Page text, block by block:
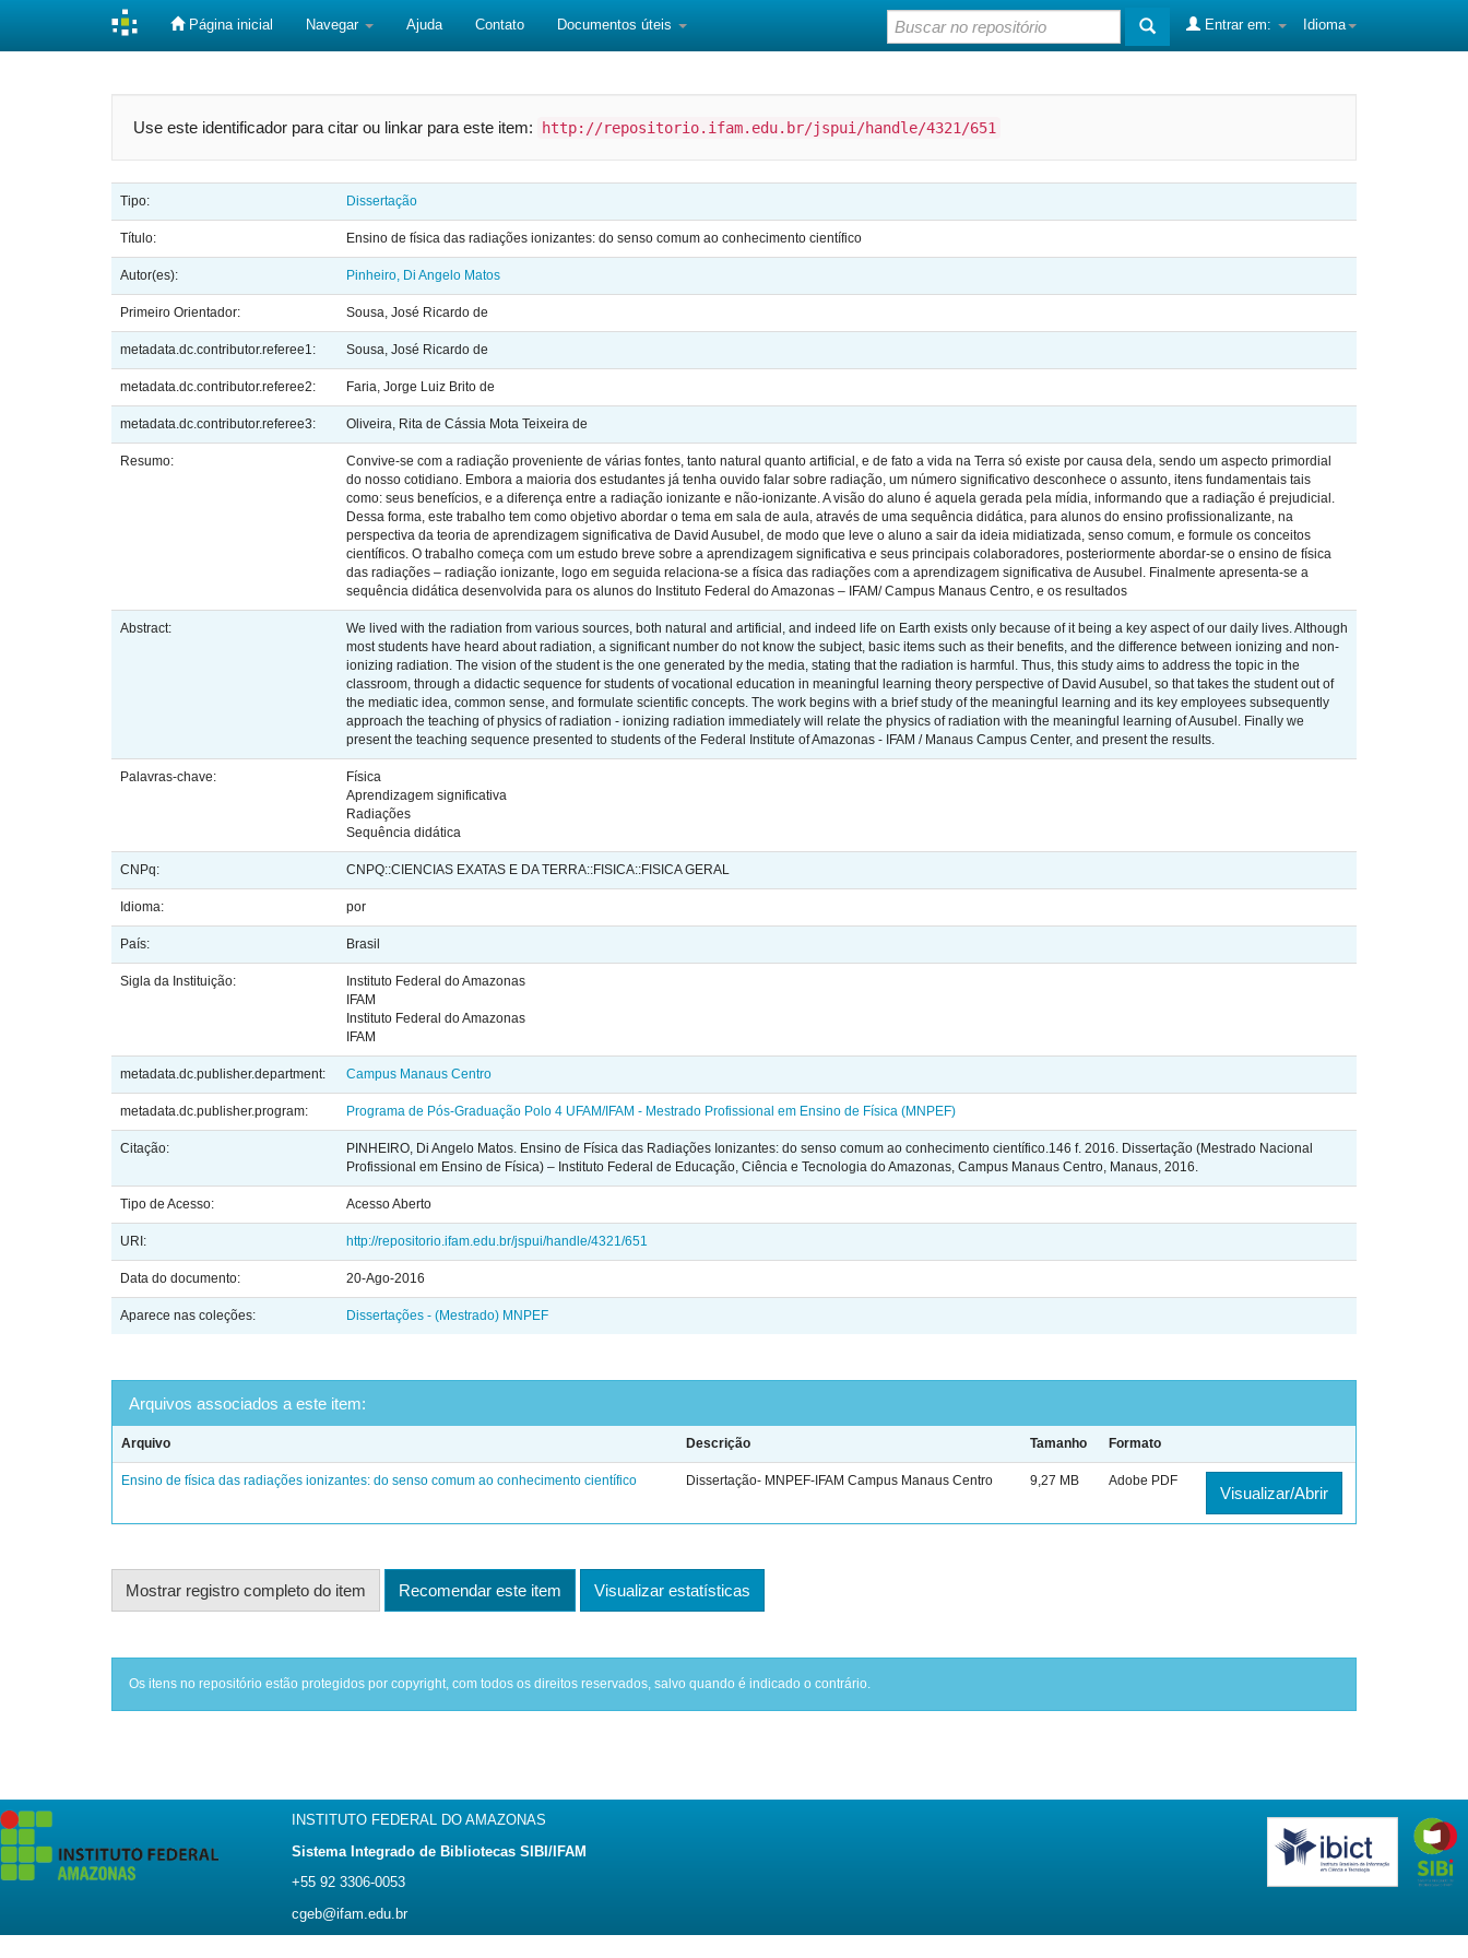
Página inicial Navegar Ajuda Contato Documentos úteis Idioma
Entrar em:
Use este identificador para citar ou linkar para este item: http://repositorio.ifam.edu.br/jspui/handle/4321/651
Tipo: Dissertação
Título: Ensino de física das radiações ionizantes: do senso comum ao conhecimento científico
Autor(es): Pinheiro, Di Angelo Matos
Primeiro Orientador: Sousa, José Ricardo de
metadata.dc.contributor.referee1: Sousa, José Ricardo de
metadata.dc.contributor.referee2: Faria, Jorge Luiz Brito de
metadata.dc.contributor.referee3: Oliveira, Rita de Cássia Mota Teixeira de
Resumo:
Convive-se com a radiação proveniente de várias fontes, tanto natural quanto artificial, e de fato a vida na Terra só existe por causa dela, sendo um aspecto primordial
do nosso cotidiano. Embora a maioria dos estudantes já tenha ouvido falar sobre radiação, um número significativo desconhece o assunto, itens fundamentais tais
como: seus benefícios, e a diferença entre a radiação ionizante e não-ionizante. A visão do aluno é aquela gerada pela mídia, informando que a radiação é prejudicial.
Dessa forma, este trabalho tem como objetivo abordar o tema em sala de aula, através de uma sequência didática, para alunos do ensino profissionalizante, na
perspectiva da teoria de aprendizagem significativa de David Ausubel, de modo que leve o aluno a sair da ideia midiatizada, senso comum, e formule os conceitos
científicos. O trabalho começa com um estudo breve sobre a aprendizagem significativa e seus principais colaboradores, posteriormente abordar-se o ensino de física
das radiações – radiação ionizante, logo em seguida relaciona-se a física das radiações com a aprendizagem significativa de Ausubel. Finalmente apresenta-se a
sequência didática desenvolvida para os alunos do Instituto Federal do Amazonas – IFAM/ Campus Manaus Centro, e os resultados
Abstract:
We lived with the radiation from various sources, both natural and artificial, and indeed life on Earth exists only because of it being a key aspect of our daily lives. Although
most students have heard about radiation, a significant number do not know the subject, basic items such as their benefits, and the difference between ionizing and non-
ionizing radiation. The vision of the student is the one generated by the media, stating that the radiation is harmful. Thus, this study aims to address the topic in the
classroom, through a didactic sequence for students of vocational education in meaningful learning theory perspective of David Ausubel, so that takes the student out of
the mediatic idea, common sense, and formulate scientific concepts. The work begins with a brief study of the meaningful learning and its key employees subsequently
approach the teaching of physics of radiation - ionizing radiation immediately will relate the physics of radiation with the meaningful learning of Ausubel. Finally we
present the teaching sequence presented to students of the Federal Institute of Amazonas - IFAM / Manaus Campus Center, and present the results.
Palavras-chave:
Física
Aprendizagem significativa
Radiações
Sequência didática
CNPq: CNPQ::CIENCIAS EXATAS E DA TERRA::FISICA::FISICA GERAL
Idioma: por
País: Brasil
Sigla da Instituição:
Instituto Federal do Amazonas
IFAM
Instituto Federal do Amazonas
IFAM
metadata.dc.publisher.department: Campus Manaus Centro
metadata.dc.publisher.program: Programa de Pós-Graduação Polo 4 UFAM/IFAM - Mestrado Profissional em Ensino de Física (MNPEF)
Citação:
PINHEIRO, Di Angelo Matos. Ensino de Física das Radiações Ionizantes: do senso comum ao conhecimento científico.146 f. 2016. Dissertação (Mestrado Nacional
Profissional em Ensino de Física) – Instituto Federal de Educação, Ciência e Tecnologia do Amazonas, Campus Manaus Centro, Manaus, 2016.
Tipo de Acesso: Acesso Aberto
URI: http://repositorio.ifam.edu.br/jspui/handle/4321/651
Data do documento: 20-Ago-2016
Aparece nas coleções: Dissertações - (Mestrado) MNPEF
Arquivos associados a este item:
Arquivo Descrição Tamanho Formato
Ensino de física das radiações ionizantes: do senso comum ao conhecimento científico Dissertação- MNPEF-IFAM Campus Manaus Centro 9,27 MB Adobe PDF
Visualizar/Abrir
Mostrar registro completo do item Recomendar este item Visualizar estatísticas
Os itens no repositório estão protegidos por copyright, com todos os direitos reservados, salvo quando é indicado o contrário.
INSTITUTO FEDERAL DO AMAZONAS
Sistema Integrado de Bibliotecas SIBI/IFAM
+55 92 3306-0053
cgeb@ifam.edu.br